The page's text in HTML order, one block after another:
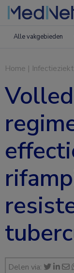
Alle vakgebieden
Home |
Delen via: